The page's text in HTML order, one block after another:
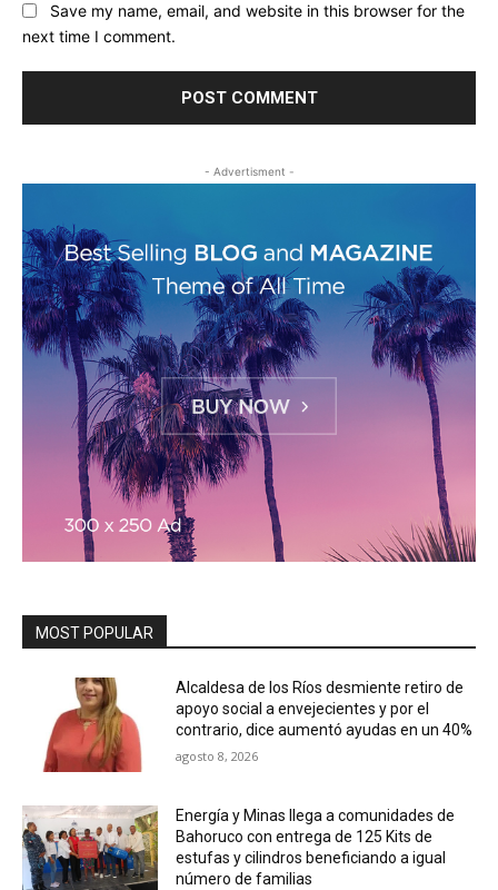
Save my name, email, and website in this browser for the
next time I comment.
- Advertisment -
MOST POPULAR
Alcaldesa de los Ríos desmiente retiro de
apoyo social a envejecientes y por el
contrario, dice aumentó ayudas en un 40%
agosto 8, 2026
Energía y Minas llega a comunidades de
Bahoruco con entrega de 125 Kits de
estufas y cilindros beneficiando a igual
número de familias